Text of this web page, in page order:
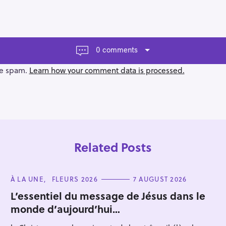
0 comments
spam. Learn how your comment data is processed.
Related Posts
C
T
E
G
O
À LA UNE FLEURS 2026 7 AUGUST 2026
L’essentiel du message de Jésus dans le
monde d’aujourd’hui…